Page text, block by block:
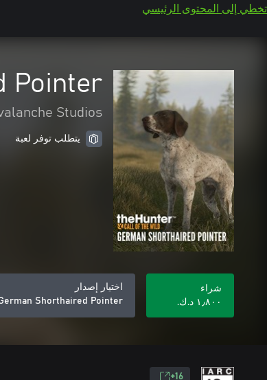
تخطي إلى المحتوى الرئيسي
Pointer
Studios
يتطلب توفر لعبة
شراء
١٫٨٠٠ د.ك.‏
اختيار إصدار
Shorthaired Pointer
16+